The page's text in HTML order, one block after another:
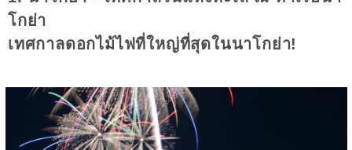
โกย่า
เทศกาลดอกไม้ไฟที่ใหญ่ที่สุดในนาโกย่า!